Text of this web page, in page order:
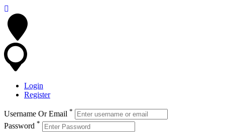
Login
Register
Username Or Email *
Password *